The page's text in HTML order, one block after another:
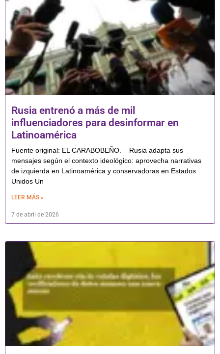
Rusia entrenó a más de mil
influenciadores para desinformar en
Latinoamérica
Fuente original: EL CARABOBEÑO. – Rusia adapta sus
mensajes según el contexto ideológico: aprovecha narrativas
de izquierda en Latinoamérica y conservadoras en Estados
Unidos Un
LEER MÁS »
7 de abril de 2026